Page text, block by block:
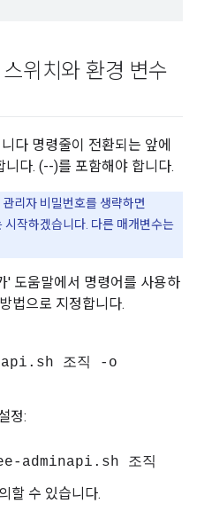
위치와 환경 변수
다 명령줄이 전환되는 앞에
다. (--)를 포함해야 합니다.
리자 비밀번호를 생략하면
시작하겠습니다. 다른 매개변수는
' 도움말에서 명령어를 사용하
법으로 지정합니다.
조직 -o
정:
adminapi.sh 조직
할 수 있습니다.